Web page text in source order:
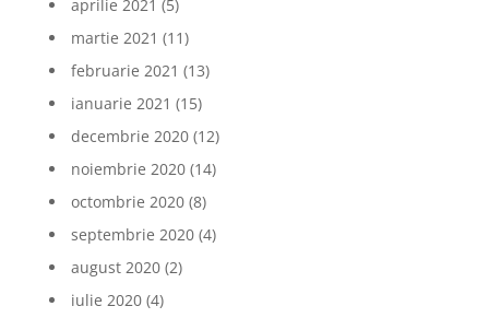
aprilie 2021 (5)
martie 2021 (11)
februarie 2021 (13)
ianuarie 2021 (15)
decembrie 2020(12)
noiembrie 2020(14)
octombrie 2020(8)
septembrie 2020(4)
august 2020(2)
iulie 2020(4)